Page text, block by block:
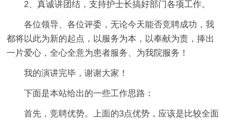
2、真诚讲团结，支持护士长搞好部门各项工作。
各位领导、各位评委，无论今天能否竞聘成功，我
都将以此为新的起点，以服务为本，以奉献为责，捧出
一片爱心，全心全意为患者服务、为我院服务！
我的演讲完毕，谢谢大家！
下面是本站给出的一些工作思路：
首先，竞聘优势。上面的3点优势，应该是比较全面